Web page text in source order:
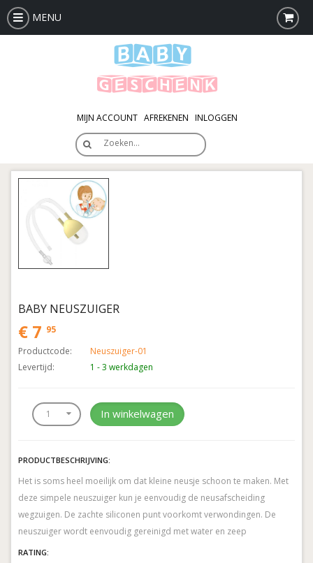
MENU
MIJN ACCOUNT AFREKENEN INLOGGEN
Zoeken…
BABY NEUSZUIGER
€ 7 95
Productcode:
Neuszuiger-01
Levertijd:
1 - 3 werkdagen
In winkelwagen
PRODUCTBESCHRIJVING:
Het is soms heel moeilijk om dat kleine neusje schoon te maken. Met
deze simpele neuszuiger kun je eenvoudig de neusafscheiding
wegzuigen. De zachte siliconen punt voorkomt verwondingen. De
neuszuiger wordt eenvoudig gereinigd met water en zeep
RATING: